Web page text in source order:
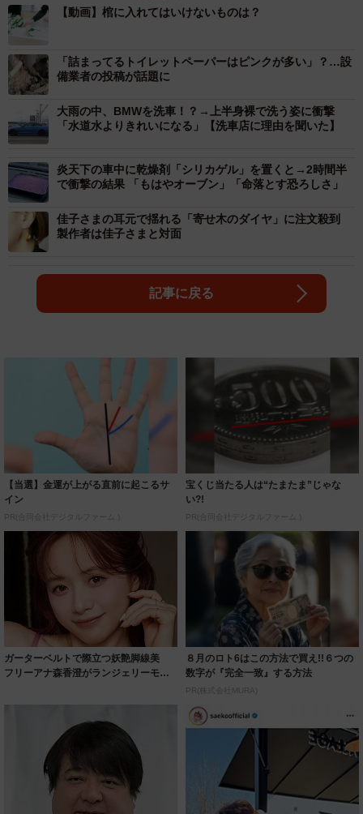
【動画】棺に入れてはいけないものは？
「詰まってるトイレットペーパーはピンクが多い」？…設
備業者の投稿が話題に
大雨の中、BMWを洗車！？→上半身裸で洗う姿に衝撃
「水道水よりきれいになる」【洗車店に理由を聞いた】
炎天下の車中に乾燥剤「シリカゲル」を置くと→2時間半
で衝撃の結果 「もはやオーブン」「命落とす恐ろしさ」
佳子さまの耳元で揺れる「寄せ木のダイヤ」に注文殺到
製作者は佳子さまと対面
記事に戻る
【当選】金運が上がる直前に起こるサ
イン
PR(合同会社デジタルファーム )
宝くじ当たる人は“たまたま”じゃな
い?!
PR(合同会社デジタルファーム )
ガーターベルトで際立つ妖艶脚線美
フリーアナ森香澄がランジェリーモデ
８月のロト6はこの方法で買え!!６つの
数字が『完全一致』する方法
PR(株式会社MURA)